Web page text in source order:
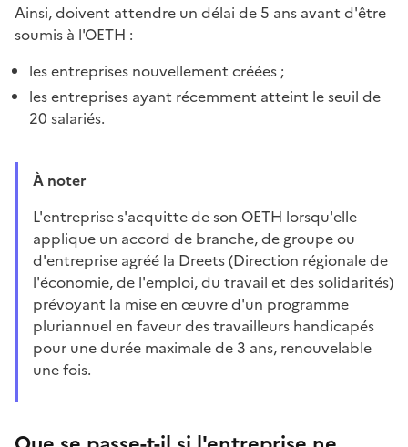
Ainsi, doivent attendre un délai de 5 ans avant d'être
soumis à l'OETH :
les entreprises nouvellement créées ;
les entreprises ayant récemment atteint le seuil de
20 salariés.
À noter
L'entreprise s'acquitte de son OETH lorsqu'elle
applique un accord de branche, de groupe ou
d'entreprise agréé la Dreets (Direction régionale de
l'économie, de l'emploi, du travail et des solidarités)
prévoyant la mise en œuvre d'un programme
pluriannuel en faveur des travailleurs handicapés
pour une durée maximale de 3 ans, renouvelable
une fois.